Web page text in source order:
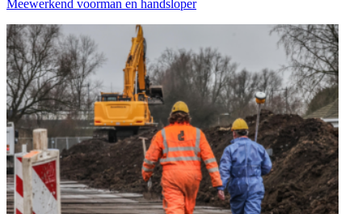
Meewerkend voorman en handsloper